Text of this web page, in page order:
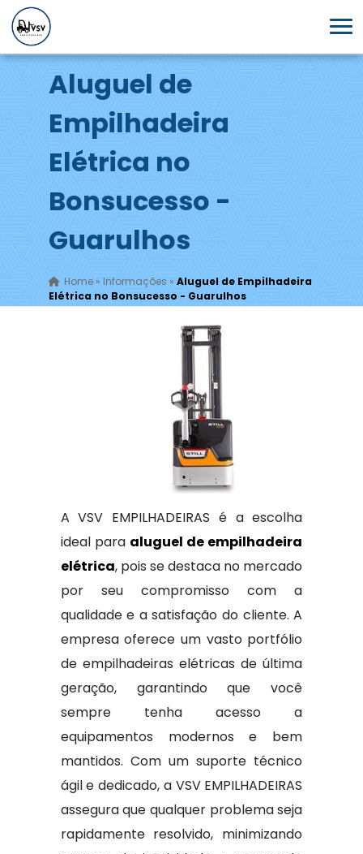
Aluguel de
Empilhadeira
Elétrica no
Bonsucesso -
Guarulhos
Home» Informações » Aluguel de Empilhadeira
Elétrica no Bonsucesso - Guarulhos
A VSV EMPILHADEIRAS é a escolha
ideal para aluguel de empilhadeira
elétrica, pois se destaca no mercado
por seu compromisso com a
qualidade e a satisfação do cliente. A
empresa oferece um vasto portfólio
de empilhadeiras elétricas de última
geração, garantindo que você
sempre tenha acesso a
equipamentos modernos e bem
mantidos. Com um suporte técnico
ágil e dedicado, a VSV EMPILHADEIRAS
assegura que qualquer problema seja
rapidamente resolvido, minimizando